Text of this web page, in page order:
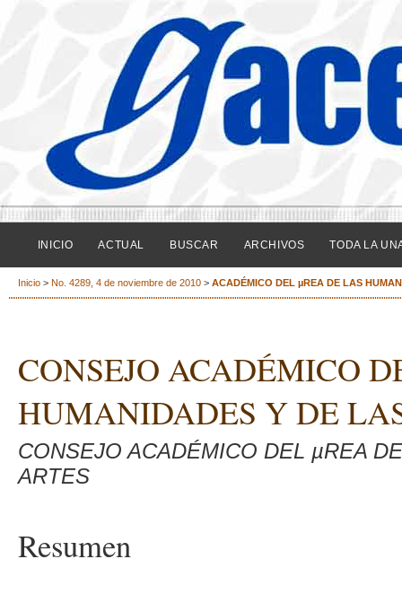
INICIO ACTUAL BUSCAR ARCHIVOS TODA LA
Inicio > No. 4289, 4 de noviembre de 2010 > ACADÉMICO DEL µREA DE LAS
CONSEJO ACADÉMICO
HUMANIDADES Y DE
CONSEJO ACADÉMICO DEL µREA
ARTES
Resumen